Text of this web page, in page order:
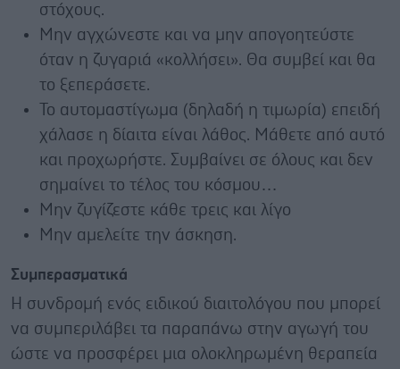
στόχους.
Μην αγχώνεστε και να μην απογοητεύστε
όταν η ζυγαριά «κολλήσει». Θα συμβεί και θα
το ξεπεράσετε.
Το αυτομαστίγωμα (δηλαδή η τιμωρία) επειδή
χάλασε η δίαιτα είναι λάθος. Μάθετε από αυτό
και προχωρήστε. Συμβαίνει σε όλους και δεν
σημαίνει το τέλος του κόσμου…
Μην ζυγίζεστε κάθε τρεις και λίγο
Μην αμελείτε την άσκηση.
Συμπερασματικά
Η συνδρομή ενός ειδικού διαιτολόγου που μπορεί
να συμπεριλάβει τα παραπάνω στην αγωγή του
ώστε να προσφέρει μια ολοκληρωμένη θεραπεία